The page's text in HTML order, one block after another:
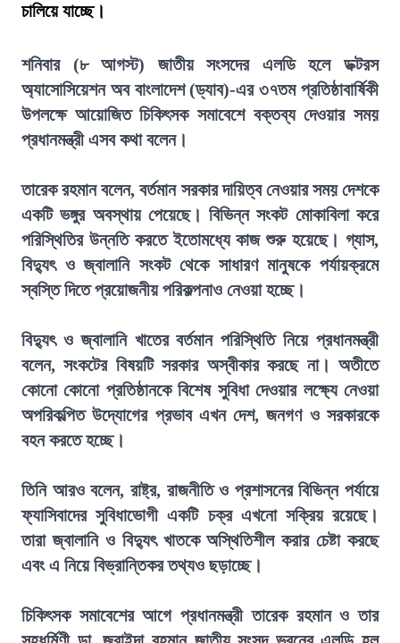
চালিয়ে যাচ্ছে।
শনিবার (৮ আগস্ট) জাতীয় সংসদের এলডি হলে ডক্টরস
অ্যাসোসিয়েশন অব বাংলাদেশ (ড্যাব)-এর ৩৭তম প্রতিষ্ঠাবার্ষিকী
উপলক্ষে আয়োজিত চিকিৎসক সমাবেশে বক্তব্য দেওয়ার সময়
প্রধানমন্ত্রী এসব কথা বলেন।
তারেক রহমান বলেন, বর্তমান সরকার দায়িত্ব নেওয়ার সময় দেশকে
একটি ভঙ্গুর অবস্থায় পেয়েছে। বিভিন্ন সংকট মোকাবিলা করে
পরিস্থিতির উন্নতি করতে ইতোমধ্যে কাজ শুরু হয়েছে। গ্যাস,
বিদ্যুৎ ও জ্বালানি সংকট থেকে সাধারণ মানুষকে পর্যায়ক্রমে
স্বস্তি দিতে প্রয়োজনীয় পরিকল্পনাও নেওয়া হচ্ছে।
বিদ্যুৎ ও জ্বালানি খাতের বর্তমান পরিস্থিতি নিয়ে প্রধানমন্ত্রী
বলেন, সংকটের বিষয়টি সরকার অস্বীকার করছে না। অতীতে
কোনো কোনো প্রতিষ্ঠানকে বিশেষ সুবিধা দেওয়ার লক্ষ্যে নেওয়া
অপরিকল্পিত উদ্যোগের প্রভাব এখন দেশ, জনগণ ও সরকারকে
বহন করতে হচ্ছে।
তিনি আরও বলেন, রাষ্ট্র, রাজনীতি ও প্রশাসনের বিভিন্ন পর্যায়ে
ফ্যাসিবাদের সুবিধাভোগী একটি চক্র এখনো সক্রিয় রয়েছে।
তারা জ্বালানি ও বিদ্যুৎ খাতকে অস্থিতিশীল করার চেষ্টা করছে
এবং এ নিয়ে বিভ্রান্তিকর তথ্যও ছড়াচ্ছে।
চিকিৎসক সমাবেশের আগে প্রধানমন্ত্রী তারেক রহমান ও তার